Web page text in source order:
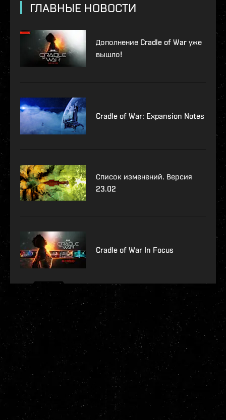
ГЛАВНЫЕ НОВОСТИ
Дополнение Cradle of War уже
вышло!
Cradle of War: Expansion Notes
Список изменений. Версия
23.02
Cradle of War In Focus